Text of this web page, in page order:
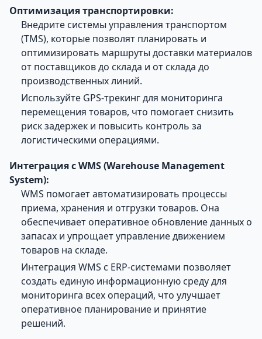
Оптимизация транспортировки:
Внедрите системы управления транспортом
(TMS), которые позволят планировать и
оптимизировать маршруты доставки материалов
от поставщиков до склада и от склада до
производственных линий.
Используйте GPS-трекинг для мониторинга
перемещения товаров, что помогает снизить
риск задержек и повысить контроль за
логистическими операциями.
Интеграция с WMS (Warehouse Management
System):
WMS помогает автоматизировать процессы
приема, хранения и отгрузки товаров. Она
обеспечивает оперативное обновление данных о
запасах и упрощает управление движением
товаров на складе.
Интеграция WMS с ERP-системами позволяет
создать единую информационную среду для
мониторинга всех операций, что улучшает
оперативное планирование и принятие
решений.